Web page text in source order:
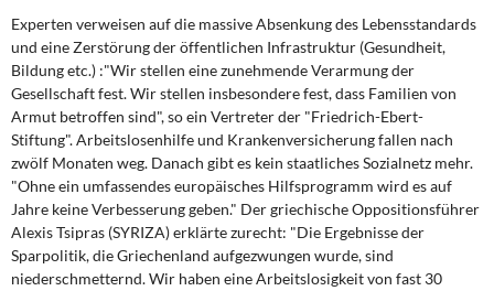
Experten verweisen auf die massive Absenkung des Lebensstandards
und eine Zerstörung der öffentlichen Infrastruktur (Gesundheit,
Bildung etc.) :"Wir stellen eine zunehmende Verarmung der
Gesellschaft fest. Wir stellen insbesondere fest, dass Familien von
Armut betroffen sind", so ein Vertreter der "Friedrich-Ebert-
Stiftung". Arbeitslosenhilfe und Krankenversicherung fallen nach
zwölf Monaten weg. Danach gibt es kein staatliches Sozialnetz mehr.
"Ohne ein umfassendes europäisches Hilfsprogramm wird es auf
Jahre keine Verbesserung geben." Der griechische Oppositionsführer
Alexis Tsipras (SYRIZA) erklärte zurecht: "Die Ergebnisse der
Sparpolitik, die Griechenland aufgezwungen wurde, sind
niederschmetternd. Wir haben eine Arbeitslosigkeit von fast 30